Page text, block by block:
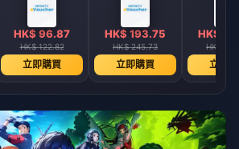
HK$ 96.87
HK$ 122.82
立即購買
HK$ 193.75
HK$ 245.73
立即購買
HK$
HK$
立即